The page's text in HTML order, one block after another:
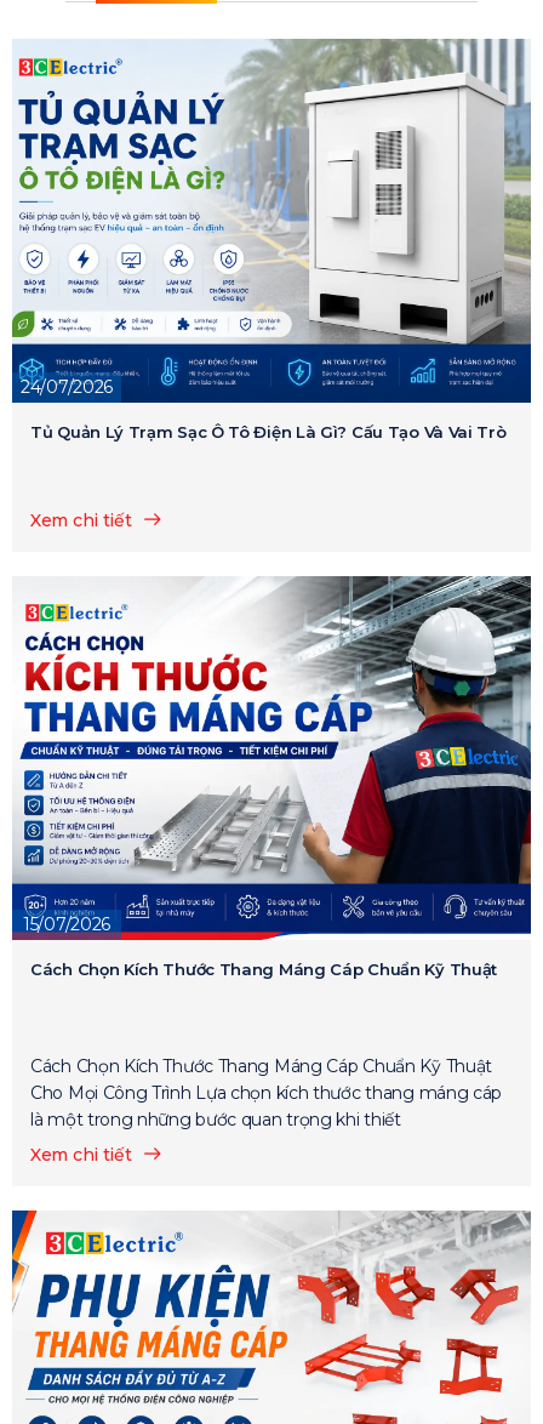
24/07/2026
Tủ Quản Lý Trạm Sạc Ô Tô Điện Là Gì? Cấu Tạo Và Vai Trò
Xem chi tiết
15/07/2026
Cách Chọn Kích Thước Thang Máng Cáp Chuẩn Kỹ Thuật
Cách Chọn Kích Thước Thang Máng Cáp Chuẩn Kỹ Thuật
Cho Mọi Công Trình Lựa chọn kích thước thang máng cáp
là một trong những bước quan trọng khi thiết
Xem chi tiết